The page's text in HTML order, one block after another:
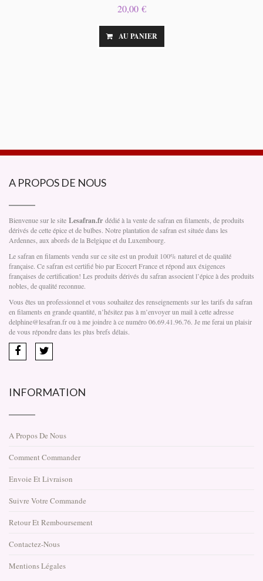
20,00 €
AU PANIER
A PROPOS DE NOUS
Bienvenue sur le site Lesafran.fr dédié à la vente de safran en filaments, de produits
dérivés de cette épice et de bulbes. Notre plantation de safran est située dans les
Ardennes, aux abords de la Belgique et du Luxembourg.
Le safran en filaments vendu sur ce site est un produit 100% naturel et de qualité
française. Ce safran est certifié bio par Ecocert France et répond aux éxigences
françaises de certification! Les produits dérivés du safran associent l’épice à des produits
nobles, de qualité reconnue.
Vous êtes un professionnel et vous souhaitez des renseignements sur les tarifs du safran
en filaments en grande quantité, n’hésitez pas à m’envoyer un mail à cette adresse
delphine@lesafran.fr ou à me joindre à ce numéro 06.69.41.96.76. Je me ferai un plaisir
de vous répondre dans les plus brefs délais.
INFORMATION
A Propos De Nous
Comment Commander
Envoie Et Livraison
Suivre Votre Commande
Retour Et Remboursement
Contactez-Nous
Mentions Légales